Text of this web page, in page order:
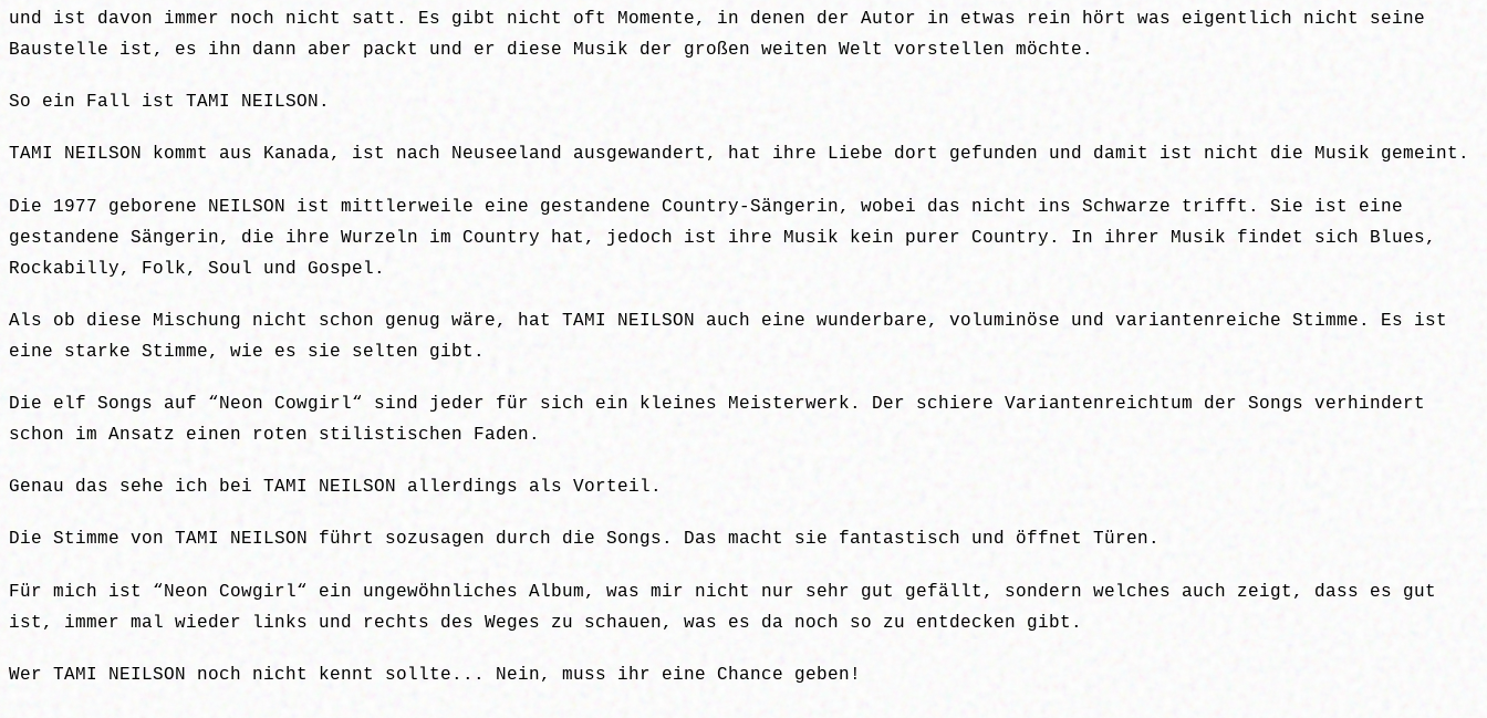
und ist davon immer noch nicht satt. Es gibt nicht oft Momente, in denen der Autor in etwas rein hört was eigentlich nicht seine
Baustelle ist, es ihn dann aber packt und er diese Musik der großen weiten Welt vorstellen möchte.
So ein Fall ist TAMI NEILSON.
TAMI NEILSON kommt aus Kanada, ist nach Neuseeland ausgewandert, hat ihre Liebe dort gefunden und damit ist nicht die Musik gemeint.
Die 1977 geborene NEILSON ist mittlerweile eine gestandene Country-Sängerin, wobei das nicht ins Schwarze trifft. Sie ist eine
gestandene Sängerin, die ihre Wurzeln im Country hat, jedoch ist ihre Musik kein purer Country. In ihrer Musik findet sich Blues,
Rockabilly, Folk, Soul und Gospel.
Als ob diese Mischung nicht schon genug wäre, hat TAMI NEILSON auch eine wunderbare, voluminöse und variantenreiche Stimme. Es ist
eine starke Stimme, wie es sie selten gibt.
Die elf Songs auf “Neon Cowgirl“ sind jeder für sich ein kleines Meisterwerk. Der schiere Variantenreichtum der Songs verhindert
schon im Ansatz einen roten stilistischen Faden.
Genau das sehe ich bei TAMI NEILSON allerdings als Vorteil.
Die Stimme von TAMI NEILSON führt sozusagen durch die Songs. Das macht sie fantastisch und öffnet Türen.
Für mich ist “Neon Cowgirl“ ein ungewöhnliches Album, was mir nicht nur sehr gut gefällt, sondern welches auch zeigt, dass es gut
ist, immer mal wieder links und rechts des Weges zu schauen, was es da noch so zu entdecken gibt.
Wer TAMI NEILSON noch nicht kennt sollte... Nein, muss ihr eine Chance geben!